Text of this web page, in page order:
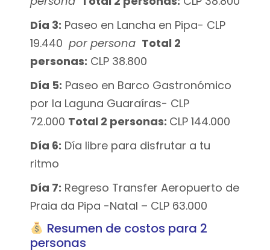
Día 3: Paseo en Lancha en Pipa- CLP
19.440 por persona Total 2
personas: CLP 38.800
Día 5: Paseo en Barco Gastronómico
por la Laguna Guaraíras- CLP
72.000 Total 2 personas: CLP 144.000
Día 6: Día libre para disfrutar a tu
ritmo
Día 7: Regreso Transfer Aeropuerto de
Praia da Pipa -Natal – CLP 63.000
Resumen de costos para 2
personas